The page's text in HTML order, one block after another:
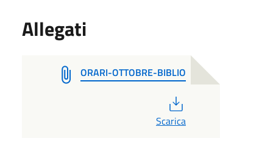
Allegati
ORARI-OTTOBRE-BIBLIO
Scarica